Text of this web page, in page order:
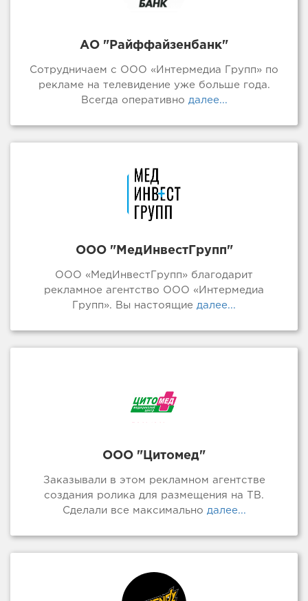
АО "Райффайзенбанк"
Сотрудничаем с ООО «Интермедиа Групп» по
рекламе на телевидение уже больше года.
Всегда оперативно далее...
ООО "МедИнвестГрупп"
ООО «МедИнвестГрупп» благодарит
рекламное агентство ООО «Интермедиа
Групп». Вы настоящие далее...
ООО "Цитомед"
Заказывали в этом рекламном агентстве
создания ролика для размещения на ТВ.
Сделали все максимально далее...